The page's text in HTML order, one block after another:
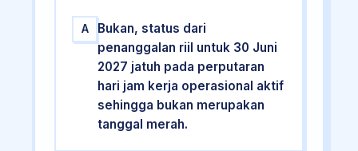
A
Bukan, status dari
penanggalan riil untuk 30 Juni
2027 jatuh pada perputaran
hari jam kerja operasional aktif
sehingga bukan merupakan
tanggal merah.